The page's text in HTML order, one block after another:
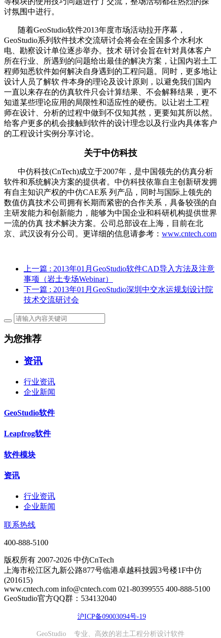
讨氛围中进行。
随着GeoStudio软件2013年度市场活动拉开序幕，
GeoStudio系列软件技术交流研讨会将会在全国多个水利水
电、勘察设计单位逐步举办。技术 研讨会旨在针对具体客户
所在行业、所遇到的问题给出最佳的解决方案，让国内岩土工
程师知悉软件如何解决自身遇到的工程问题。同时，更多地让
设计人员了解软 件本身的理论及设计原则，以避免我们国内
一直以来存在的仿真软件只会计算结果、不会解释结果，更不
知道某些理论应用的局限性和适应性的硬伤。以让岩土工程
师在设计、分析的过程中做到不仅知其然，更要知其所以然。
给客户更多的机会接触到软件的设计理念以及行业内具体客户
的工程设计实例分享讨论。
关于中仿科技
中仿科技(CnTech)成立于2007年，是中国领先的仿真分析
软件和系统解决方案的提供者。中仿科技依靠自主创新研发拥
有自主知识产权的中仿CAE系 列产品，同时与国际上领先的
数值仿真技术公司拥有长期而紧密的合作关系，具备较强的自
主研发能力和创新能力，能够为中国企业和科研机构提供世界
一流的仿真 技术解决方案。公司总部设在上海，目前在北
京、武汉设有分公司。更详细的信息请参考： www.cntech.com
上一篇 : 2013年01月GeoStudio软件CAD导入方法及注意
事项（岩土专场Webinar）
下一篇 : 2013年01月GeoStudio深圳中交水运规划设计院
技术交流研讨会
为您推荐
资讯
行业资讯
企业新闻
GeoStudio软件
Leapfrog软件
软件模块
资讯
行业资讯
企业新闻
联系热线
400-888-5100
版权所有 2007-2026 中仿CnTech
上海市松江区九新公路877号临港卓越科技园3号楼1F中仿
(201615)
www.cntech.com info@cntech.com 021-80399555 400-888-5100
GeoStudio官方QQ群：534132040
沪ICP备09003094号-19
GeoStudio 专业、高效的岩土工程分析设计软件